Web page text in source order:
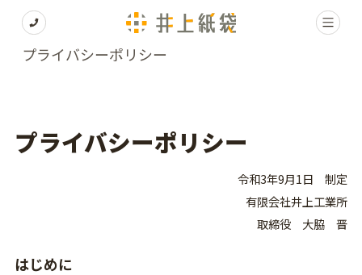
プライバシーポリシー
プライバシーポリシー
令和3年9月1日 制定
有限会社井上工業所
取締役 大脇 晋
はじめに